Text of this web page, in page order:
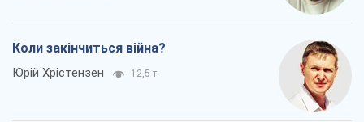
Коли закінчиться війна?
Юрій Хрістензен 12,5 т.